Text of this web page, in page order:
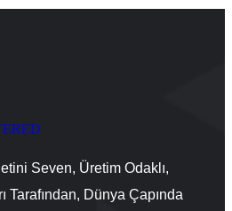
Seven, Üretim Odaklı,
Tarafından, Dünya Çapında